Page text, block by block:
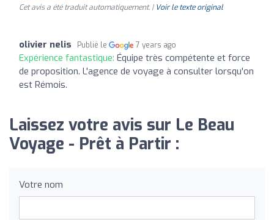
Cet avis a été traduit automatiquement. | Voir le texte original
olivier nelis Publié le 7 years ago
Expérience fantastique: Équipe très compétente et force
de proposition. L'agence de voyage à consulter lorsqu'on
est Rémois.
Laissez votre avis sur Le Beau
Voyage - Prêt à Partir :
Votre nom